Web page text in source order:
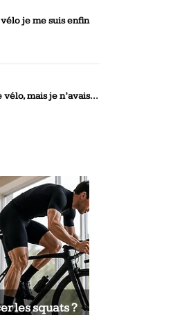
je me suis enfin
vélo, mais je n’avais...
les squats ?